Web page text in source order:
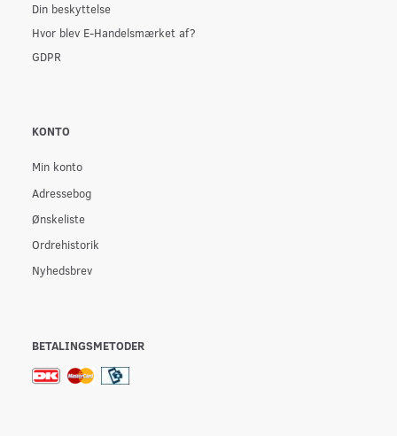
Din beskyttelse
Hvor blev E-Handelsmærket af?
GDPR
KONTO
Min konto
Adressebog
Ønskeliste
Ordrehistorik
Nyhedsbrev
BETALINGSMETODER